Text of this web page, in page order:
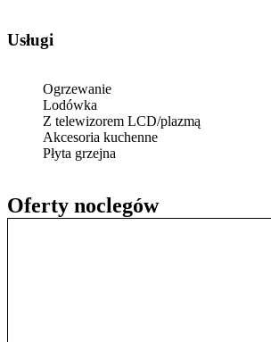
Oferty noclegów
Usługi
Ogrzewanie
Lodówka
Z telewizorem LCD/plazmą
Akcesoria kuchenne
Płyta grzejna